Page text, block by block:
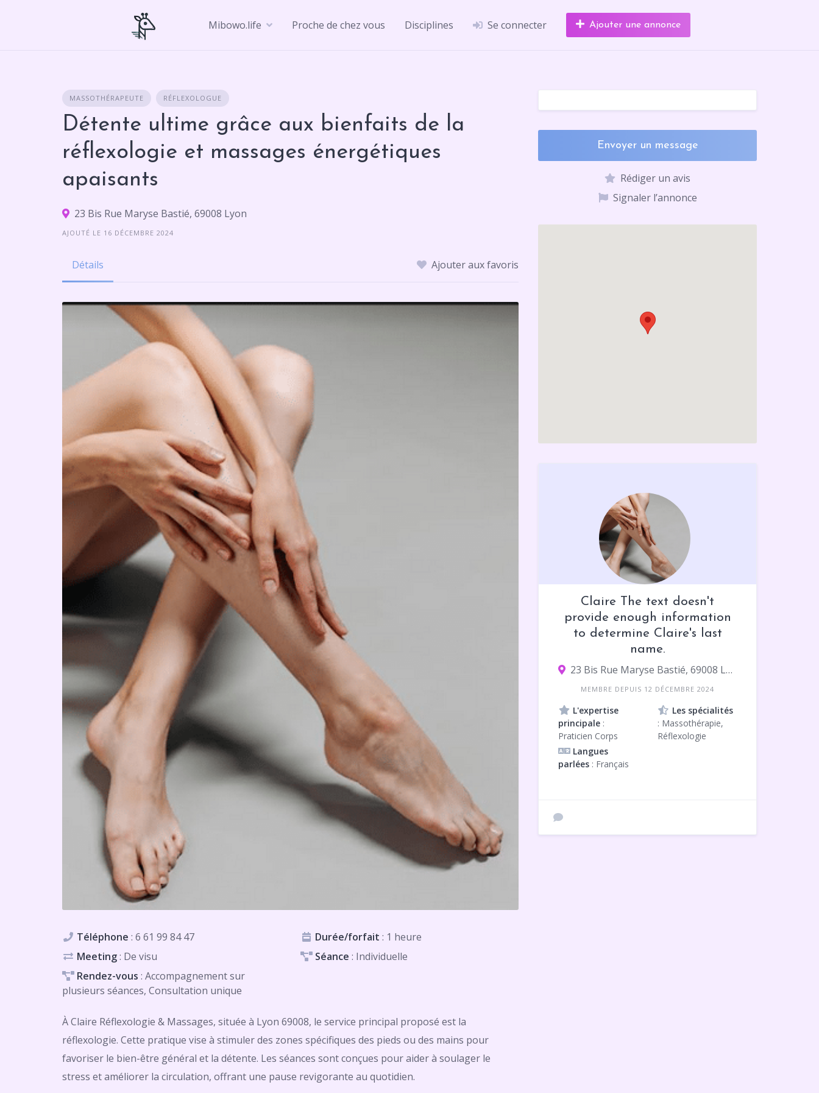
Mibowo.life Proche de chez vous Disciplines Se connecter Ajouter une annonce
MASSOTHÉRAPEUTE RÉFLEXOLOGUE
Détente ultime grâce aux bienfaits de la
réflexologie et massages énergétiques
apaisants
23 Bis Rue Maryse Bastié, 69008 Lyon
AJOUTÉ LE 16 DÉCEMBRE 2024
Détails Ajouter aux favoris
Téléphone : 6 61 99 84 47 Durée/forfait : 1 heure
Meeting: De visu Séance : Individuelle
Rendez-vous : Accompagnement sur
plusieurs séances, Consultation unique
À Claire Réflexologie & Massages, située à Lyon 69008, le service principal proposé est la
réflexologie. Cette pratique vise à stimuler des zones spécifiques des pieds ou des mains pour
favoriser le bien-être général et la détente. Les séances sont conçues pour aider à soulager le
stress et améliorer la circulation, offrant une pause revigorante au quotidien.
Envoyer un message
Rédiger un avis
Signaler l’annonce
Claire The text doesn't
provide enough information
to determine Claire's last
name.
23 Bis Rue Maryse Bastié, 69008 Lyon
MEMBRE DEPUIS 12 DÉCEMBRE 2024
L'expertise
principale :
Praticien Corps
Les spécialités
: Massothérapie,
Réflexologie
Langues
parlées : Français